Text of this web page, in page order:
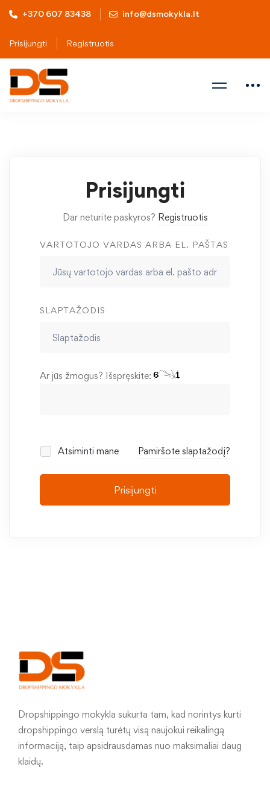
+370 607 83438 info@dsmokykla.lt
Prisijungti Registruotis
Prisijungti
Dar neturite paskyros? Registruotis
VARTOTOJO VARDAS ARBA EL. PAŠTAS
SLAPTAŽODIS
Ar jūs žmogus? Išspręskite:
Atsiminti mane Pamiršote slaptažodį?
Prisijungti
Dropshippingo mokykla sukurta tam, kad norintys kurti
dropshippingo verslą turėtų visą naujokui reikalingą
informaciją, taip apsidrausdamas nuo maksimaliai daug
klaidų.